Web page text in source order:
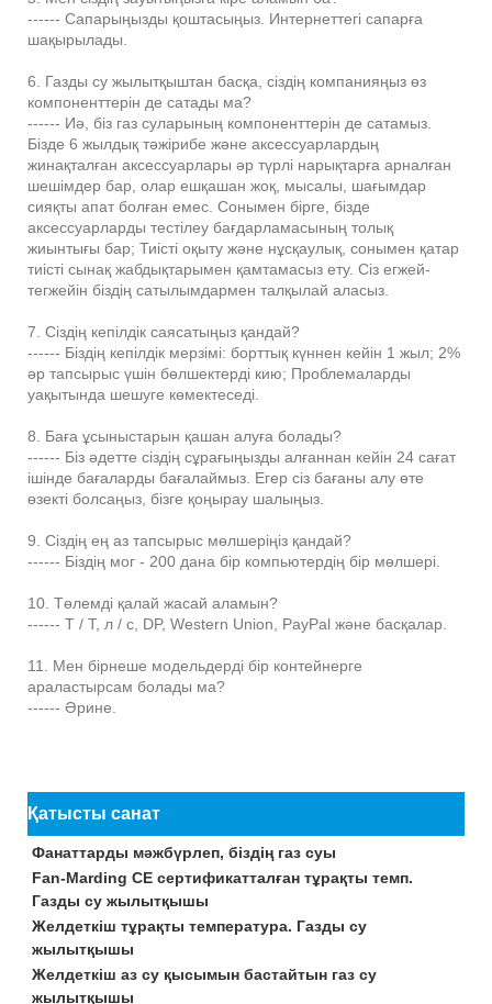
------ Сапарыңызды қоштасыңыз. Интернеттегі сапарға
шақырылады.
6. Газды су жылытқыштан басқа, сіздің компанияңыз өз
компоненттерін де сатады ма?
------ Иә, біз газ суларының компоненттерін де сатамыз.
Бізде 6 жылдық тәжірибе және аксессуарлардың
жинақталған аксессуарлары әр түрлі нарықтарға арналған
шешімдер бар, олар ешқашан жоқ, мысалы, шағымдар
сияқты апат болған емес. Сонымен бірге, бізде
аксессуарларды тестілеу бағдарламасының толық
жиынтығы бар; Тиісті оқыту және нұсқаулық, сонымен қатар
тиісті сынақ жабдықтарымен қамтамасыз ету. Сіз егжей-
тегжейін біздің сатылымдармен талқылай аласыз.
7. Сіздің кепілдік саясатыңыз қандай?
------ Біздің кепілдік мерзімі: борттық күннен кейін 1 жыл; 2%
әр тапсырыс үшін бөлшектерді кию; Проблемаларды
уақытында шешуге көмектеседі.
8. Баға ұсыныстарын қашан алуға болады?
------ Біз әдетте сіздің сұрағыңызды алғаннан кейін 24 сағат
ішінде бағаларды бағалаймыз. Егер сіз бағаны алу өте
өзекті болсаңыз, бізге қоңырау шалыңыз.
9. Сіздің ең аз тапсырыс мөлшеріңіз қандай?
------ Біздің мог - 200 дана бір компьютердің бір мөлшері.
10. Төлемді қалай жасай аламын?
------ Т / Т, л / с, DP, Western Union, PayPal және басқалар.
11. Мен бірнеше модельдерді бір контейнерге
араластырсам болады ма?
------ Әрине.
Қатысты санат
Фанаттарды мәжбүрлеп, біздің газ суы
Fan-Marding CE сертификатталған тұрақты темп.
Газды су жылытқышы
Желдеткіш тұрақты температура. Газды су
жылытқышы
Желдеткіш аз су қысымын бастайтын газ су
жылытқышы